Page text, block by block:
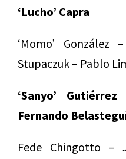
‘Lucho’ Capra
‘Momo’ González
Stupaczuk – Pablo
‘Sanyo’
Fernando
Fede Chingotto –